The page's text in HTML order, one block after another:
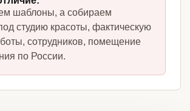
шаблоны, а собираем
студию красоты, фактическую
сотрудников, помещение
по России.